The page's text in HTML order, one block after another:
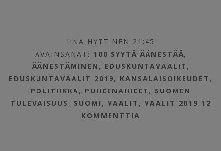
IINA HYTTINEN 21:45
AVAINSANAT: 100 SYYTÄ ÄÄNESTÄÄ,
ÄÄNESTÄMINEN , EDUSKUNTAVAALIT ,
EDUSKUNTAVAALIT 2019, KANSALAISOIKEUDET ,
POLITIIKKA, PUHEENAIHEET , SUOMEN
TULEVAISUUS , SUOMI ,VAALIT ,VAALIT 2019 12
KOMMENTTIA